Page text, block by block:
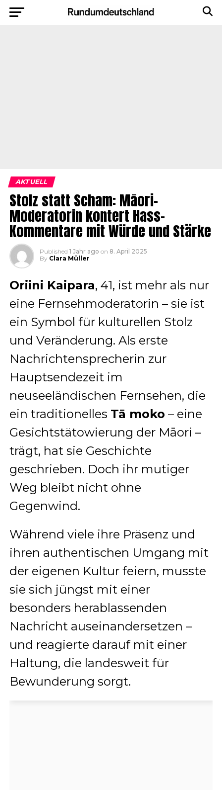
AKTUELL
Stolz statt Scham: Māori-
Moderatorin kontert Hass-
Kommentare mit Würde und Stärke
Published 1 Jahr ago on 8. April 2025
By Clara Müller
Oriini Kaipara, 41, ist mehr als nur
eine Fernsehmoderatorin – sie ist
ein Symbol für kulturellen Stolz
und Veränderung. Als erste
Nachrichtensprecherin zur
Hauptsendezeit im
neuseeländischen Fernsehen, die
ein traditionelles Tā moko – eine
Gesichtstätowierung der Māori –
trägt, hat sie Geschichte
geschrieben. Doch ihr mutiger
Weg bleibt nicht ohne
Gegenwind.
Während viele ihre Präsenz und
ihren authentischen Umgang mit
der eigenen Kultur feiern, musste
sie sich jüngst mit einer
besonders herablassenden
Nachricht auseinandersetzen –
und reagierte darauf mit einer
Haltung, die landesweit für
Bewunderung sorgt.